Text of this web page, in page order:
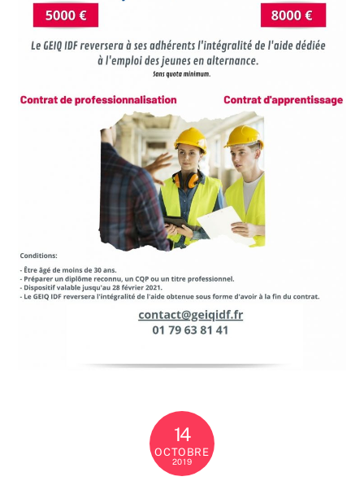
14
OCTOBRE
2019